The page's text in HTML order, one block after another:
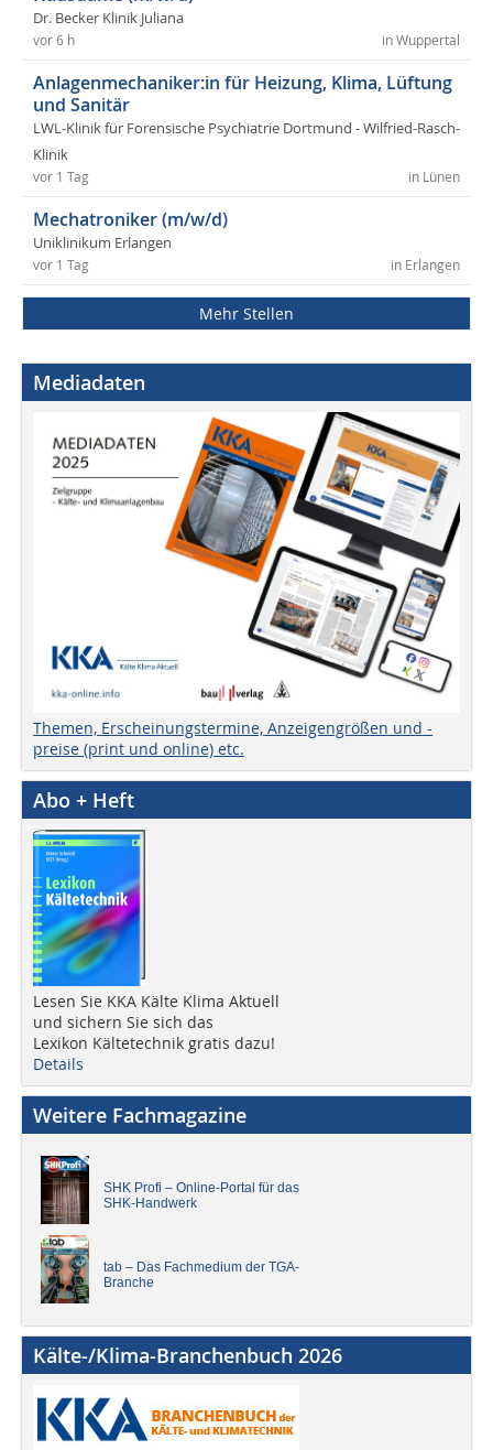
Dr. Becker Klinik Juliana
in Wuppertal
vor 6 h
Anlagenmechaniker:in für Heizung, Klima, Lüftung
und Sanitär
LWL-Klinik für Forensische Psychiatrie Dortmund - Wilfried-Rasch-
Klinik
in Lünen
vor 1 Tag
Mechatroniker (m/w/d)
Uniklinikum Erlangen
in Erlangen
vor 1 Tag
Mehr Stellen
Mediadaten
Themen, Erscheinungstermine, Anzeigengrößen und -
preise (print und online) etc.
Abo + Heft
Lesen Sie KKA Kälte Klima Aktuell
und sichern Sie sich das
Lexikon Kältetechnik gratis dazu!
Details
Weitere Fachmagazine
SHK Profi – Online-Portal für das
SHK-Handwerk
tab – Das Fachmedium der TGA-
Branche
Kälte-/Klima-Branchenbuch 2026